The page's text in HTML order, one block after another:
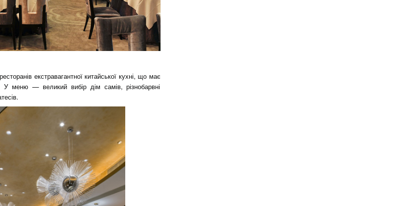
екстравагантної китайської кухні, що має
У меню — великий вибір дім самів, різнобарвні